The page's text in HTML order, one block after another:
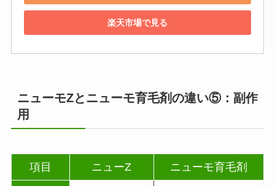
楽天市場で見る
ニューモZとニューモ育毛剤の違い⑤：副作
用
項目 ニューZ ニューモ育毛剤